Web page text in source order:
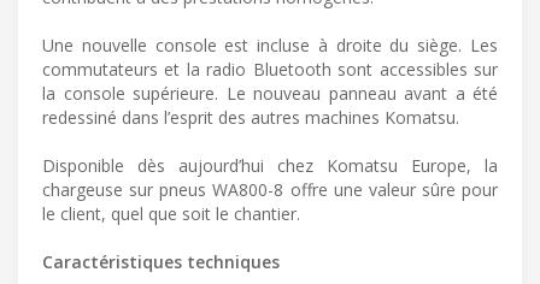
Une nouvelle console est incluse à droite du siège. Les
commutateurs et la radio Bluetooth sont accessibles sur
la console supérieure. Le nouveau panneau avant a été
redessiné dans l’esprit des autres machines Komatsu.
Disponible dès aujourd’hui chez Komatsu Europe, la
chargeuse sur pneus WA800-8 offre une valeur sûre pour
le client, quel que soit le chantier.
Caractéristiques techniques